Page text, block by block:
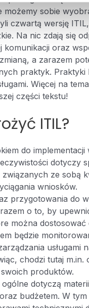
możemy sobie
czwartą wersję
Na nic zdają się
komunikacji oraz
a zarazem
praktyk. Praktyki
Więcej na
części tekstu!
ITIL?
do
dotyczy
ze sobą
wniosków.
przygotowania do
o to, by
można dostosować
będzie
usługami
chodzi tutaj
produktów.
ogólne dotyczą
budżetem. W